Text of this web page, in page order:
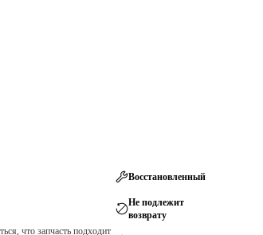
что запчасть подходит
Восстановленный
Не подлежит
возврату